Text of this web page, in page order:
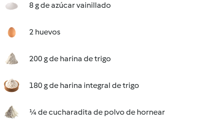
8 g de azúcar vainillado
2 huevos
200 g de harina de trigo
180 g de harina integral de trigo
¼ de cucharadita de polvo de hornear